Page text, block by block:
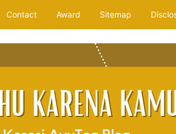
Contact Award Sitemap